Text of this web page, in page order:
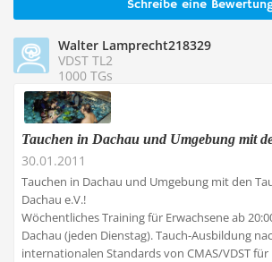
Schreibe eine
Walter Lamprecht218329
VDST TL2
1000 TGs
Tauchen in Dachau und Umgebung mit
30.01.2011
Tauchen in Dachau und Umgebung mit den
Dachau e.V.!
Wöchentliches Training für Erwachsene ab
Dachau (jeden Dienstag). Tauch-Ausbildung
internationalen Standards von CMAS/VDST für